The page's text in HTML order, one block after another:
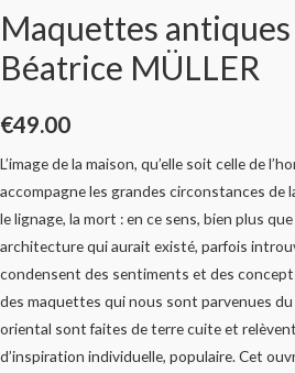
Maquettes antiques
Béatrice MÜLLER
€49.00
L’image de la maison, qu’elle soit celle de
accompagne les grandes circonstances de
le lignage, la mort : en ce sens, bien plus
architecture qui aurait existé, parfois
condensent des sentiments et des
des maquettes qui nous sont parvenues
oriental sont faites de terre cuite et
d’inspiration individuelle, populaire. Cet